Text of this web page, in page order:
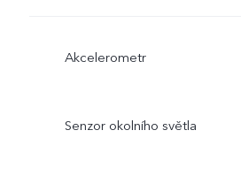
Akcelerometr
Senzor okolního světla